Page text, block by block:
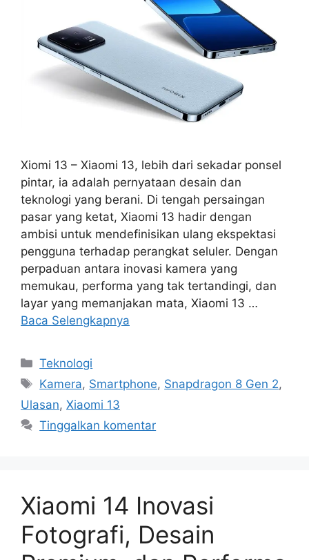
Xiomi 13 – Xiaomi 13, lebih dari sekadar ponsel
pintar, ia adalah pernyataan desain dan
teknologi yang berani. Di tengah persaingan
pasar yang ketat, Xiaomi 13 hadir dengan
ambisi untuk mendefinisikan ulang ekspektasi
pengguna terhadap perangkat seluler. Dengan
perpaduan antara inovasi kamera yang
memukau, performa yang tak tertandingi, dan
layar yang memanjakan mata, Xiaomi 13 …
Baca Selengkapnya
Kategori
Teknologi
Tag
Kamera, Smartphone, Snapdragon 8 Gen 2,
Ulasan, Xiaomi 13
Tinggalkan komentar
Xiaomi 14 Inovasi
Fotografi, Desain